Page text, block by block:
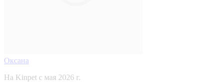
Оксана
На Kinpet c мая 2026 г.